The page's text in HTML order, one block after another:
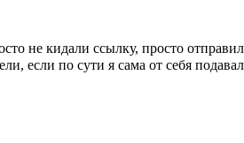
не кидали ссылку, просто
если по сути я сама от себя